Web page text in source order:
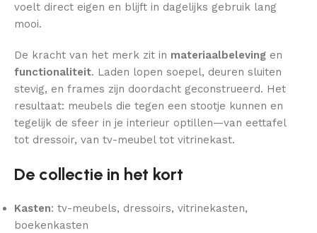
voelt direct eigen en blijft in dagelijks gebruik lang
mooi.
De kracht van het merk zit in materiaalbeleving en
functionaliteit. Laden lopen soepel, deuren sluiten
stevig, en frames zijn doordacht geconstrueerd. Het
resultaat: meubels die tegen een stootje kunnen en
tegelijk de sfeer in je interieur optillen—van eettafel
tot dressoir, van tv-meubel tot vitrinekast.
De collectie in het kort
Kasten: tv-meubels, dressoirs, vitrinekasten,
boekenkasten